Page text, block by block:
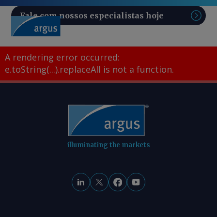
Fale com nossos especialistas hoje
A rendering error occurred:
e.toString(...).replaceAll is not a function.
illuminating the markets